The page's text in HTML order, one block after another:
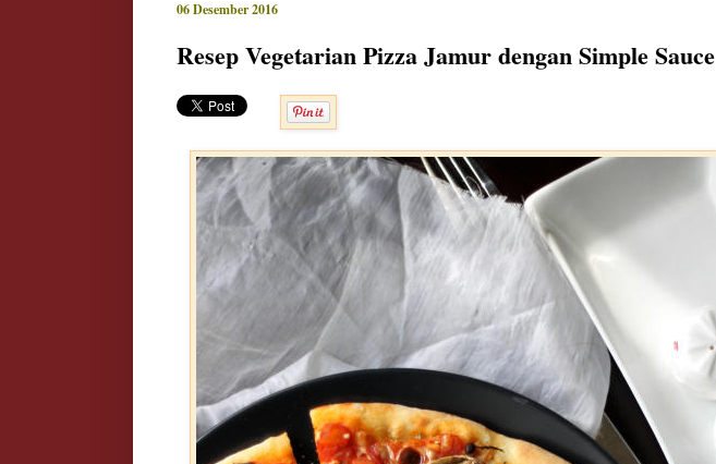
06 Desember 2016
Resep Vegetarian Pizza Jamur dengan Simple Sauce